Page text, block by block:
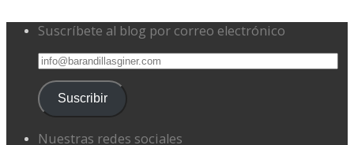
Suscríbete al blog por correo electrónico
info@barandillasginer.com
Suscribir
Nuestras redes sociales